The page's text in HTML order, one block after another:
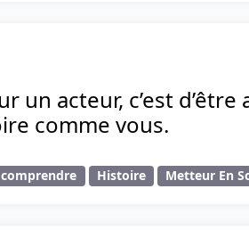
un acteur, c’est
comme vous.
comprendre Histoire Metteur En